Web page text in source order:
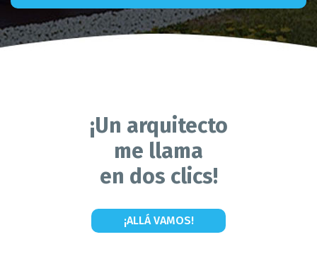
¡Un arquitecto
me llama
en dos clics!
¡ALLÁ VAMOS!